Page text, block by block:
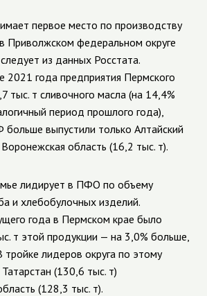
первое место по производству
Приволжском федеральном округе
из данных Росстата.
2021 года предприятия Пермского
тыс. т сливочного масла (на 14,4%
период прошлого года),
выпустили только Алтайский
область (16,2 тыс. т).
лидирует в ПФО по объему
и хлебобулочных изделий.
года в Пермском крае было
т этой продукции — на 3,0% больше,
лидеров округа по этому
(130,6 тыс. т)
(128,3 тыс. т).